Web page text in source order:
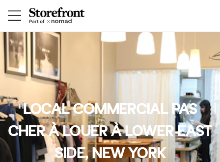
LOCAL COMMERCIAL PAS
CHER À LOUER À LOWER EAST
SIDE, NEW YORK